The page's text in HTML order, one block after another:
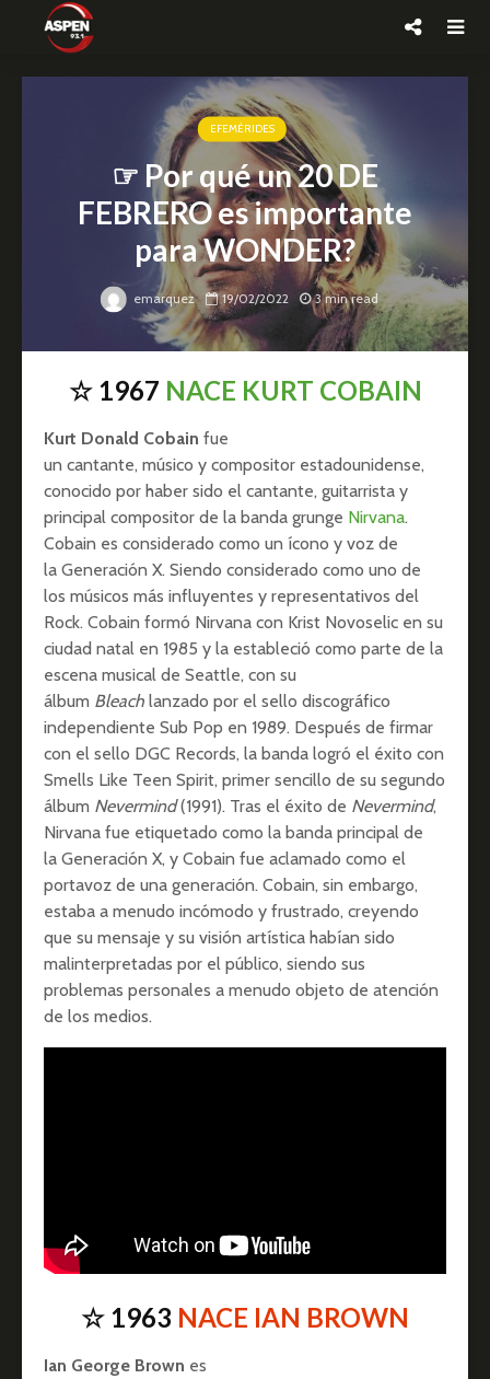
EFEMÉRIDES
☞ Por qué un 20 DE
FEBRERO es importante
para WONDER?
emarquez 19/02/2022 3 min read
☆ 1967 NACE KURT COBAIN
Kurt Donald Cobain fue
un cantante, músico y compositor estadounidense,
conocido por haber sido el cantante, guitarrista y
principal compositor de la banda grunge Nirvana.
Cobain es considerado como un ícono y voz de
la Generación X. Siendo considerado como uno de
los músicos más influyentes y representativos del
Rock. Cobain formó Nirvana con Krist Novoselic en su
ciudad natal en 1985 y la estableció como parte de la
escena musical de Seattle, con su
álbum Bleach lanzado por el sello discográfico
independiente Sub Pop en 1989. Después de firmar
con el sello DGC Records, la banda logró el éxito con
Smells Like Teen Spirit, primer sencillo de su segundo
álbum Nevermind(1991). Tras el éxito de Nevermind,
Nirvana fue etiquetado como la banda principal de
la Generación X, y Cobain fue aclamado como el
portavoz de una generación. Cobain, sin embargo,
estaba a menudo incómodo y frustrado, creyendo
que su mensaje y su visión artística habían sido
malinterpretadas por el público, siendo sus
problemas personales a menudo objeto de atención
de los medios.
☆ 1963 NACE IAN BROWN
Ian George Brown es